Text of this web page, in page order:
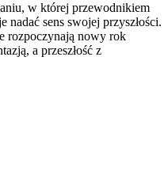
w której przewodnikiem
sens swojej przyszłości.
rozpoczynają nowy rok
a przeszłość z